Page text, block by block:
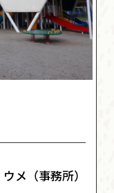
ウメ（事務所）